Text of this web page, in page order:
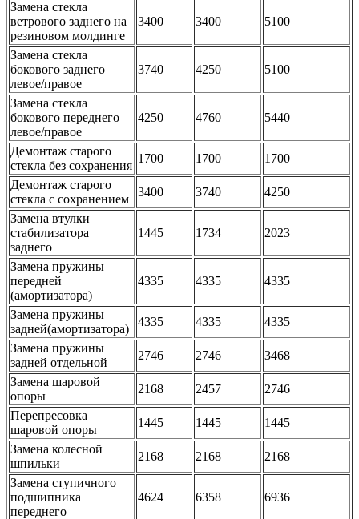
Замена стекла
ветрового заднего на
резиновом молдинге
3400 3400 5100
Замена стекла
бокового заднего
левое/правое
3740 4250 5100
Замена стекла
бокового переднего
левое/правое
4250 4760 5440
Демонтаж старого
стекла без сохранения
1700 1700
1700
Демонтаж старого
стекла с сохранением
3400 3740
4250
Замена втулки
стабилизатора
заднего
1445 1734 2023
Замена пружины
передней
(амортизатора)
4335 4335 4335
Замена пружины
задней(амортизатора)
4335 4335
4335
Замена пружины
задней отдельной
2746 2746
3468
Замена шаровой
опоры
2168 2457
2746
Перепресовка
шаровой опоры
1445 1445
1445
Замена колесной
шпильки
2168 2168
2168
Замена ступичного
подшипника
переднего
4624 6358 6936